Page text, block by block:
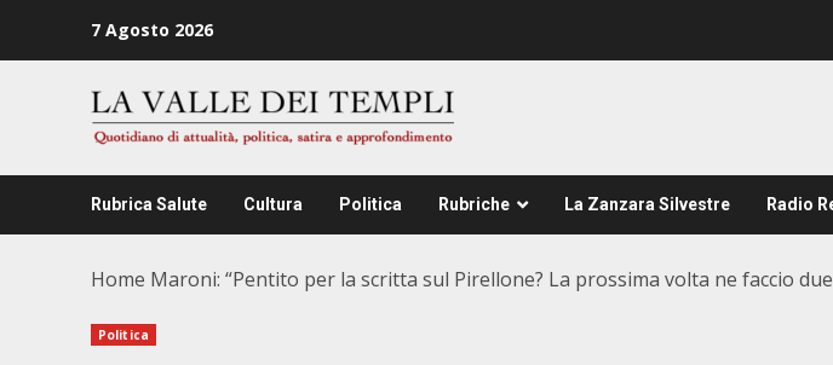
7 Agosto 2026
Rubrica Salute Cultura Politica Rubriche La Zanzara Silvestre Radio
Home Maroni: “Pentito per la scritta sul Pirellone? La prossima volta ne faccio
Politica